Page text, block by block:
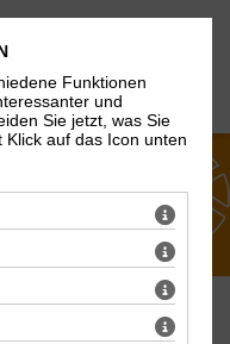
Funktionen
und
Sie jetzt, was Sie
auf das Icon unten